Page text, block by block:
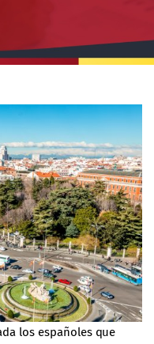
los españoles que